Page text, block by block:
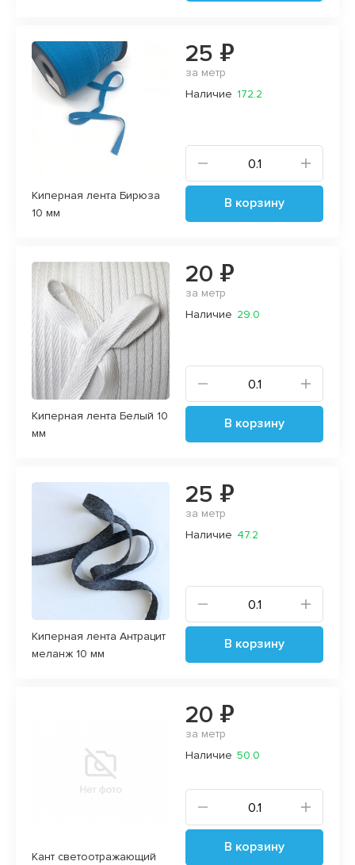
Киперная лента Бирюза
10 мм
25 ₽
за метр
Наличие 172.2
В корзину
Киперная лента Белый 10
мм
20 ₽
за метр
Наличие 29.0
В корзину
Киперная лента Антрацит
меланж 10 мм
25 ₽
за метр
Наличие 47.2
В корзину
Кант светоотражающий
20 ₽
за метр
Наличие 50.0
В корзину